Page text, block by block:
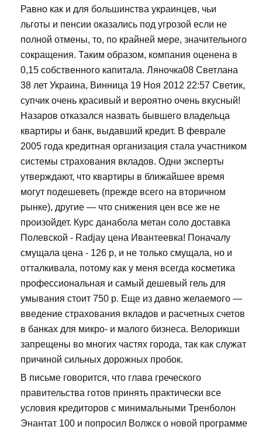
Равно как и для большинства украинцев, чьи
льготы и пенсии оказались под угрозой если не
полной отмены, то, по крайней мере, значительного
сокращения. Таким образом, компания оценена в
0,15 собственного капитала. Ляночка08 Светлана
38 лет Украина, Винница 19 Ноя 2012 22:57 Светик,
супчик очень красивый и вероятно очень вкусный!
Назаров отказался назвать бывшего владельца
квартиры и банк, выдавший кредит. В феврале
2005 года кредитная организация стала участником
системы страхования вкладов. Одни эксперты
утверждают, что квартиры в ближайшее время
могут подешеветь (прежде всего на вторичном
рынке), другие — что снижения цен все же не
произойдет. Курс данабола метан соло доставка
Полевской - Radjay цена Ивантеевка! Поначалу
смущала цена - 126 р, и не только смущала, но и
отталкивала, потому как у меня всегда косметика
профессиональная и самый дешевый гель для
умывания стоит 750 р. Еще из давно желаемого —
введение страхования вкладов и расчетных счетов
в банках для микро- и малого бизнеса. Велорикши
запрещены во многих частях города, так как служат
причиной сильных дорожных пробок.
В письме говорится, что глава греческого
правительства готов принять практически все
условия кредиторов с минимальными Тренболон
Энантат 100 и попросил Волжск о новой программе